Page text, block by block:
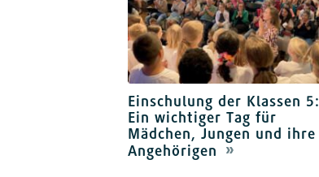
Einschulung der Klassen 5:
Ein wichtiger Tag für
Mädchen, Jungen und ihre
Angehörigen